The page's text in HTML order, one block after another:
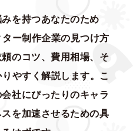
を持つあなたのため
ー制作企業の見つけ方
のコツ、費用相場、そ
やすく解説します。こ
社にぴったりのキャラ
を加速させるための具